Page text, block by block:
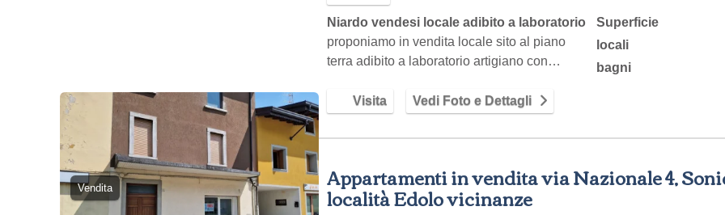
Niardo vendesi locale adibito a laboratorio
proponiamo in vendita locale sito al piano
terra adibito a laboratorio artigiano con…
Superficie
locali
bagni
Visita Vedi Foto e Dettagli
Vendita Appartamenti in vendita via Nazionale 4,
località Edolo vicinanze